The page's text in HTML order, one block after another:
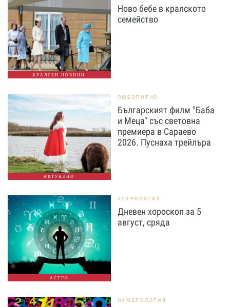
КРАЛСКИ НОВИНИ
Ново бебе в кралското
семейство
АКТУАЛНО
ЛЮБОПИТНО
Българският филм "Баба
и Меца" със световна
премиера в Сараево
2026. Пуснаха трейлъра
АСТРО
АСТРОЛОГИЯ
Дневен хороскоп за 5
август, сряда
НУМЕРОЛОГИЯ